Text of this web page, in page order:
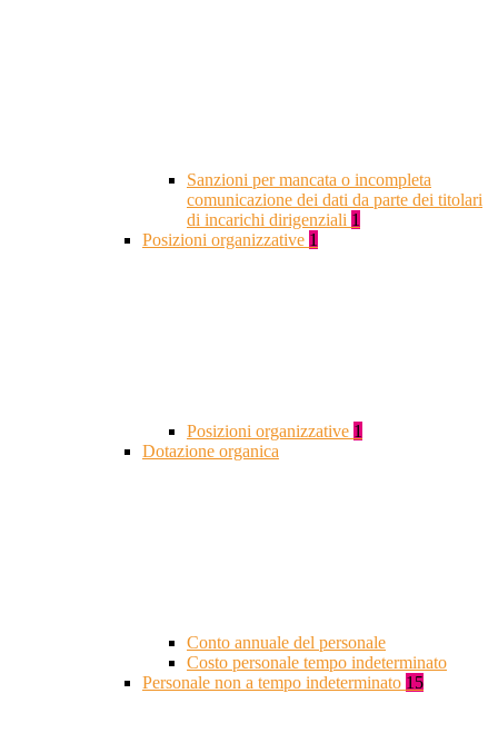
Sanzioni per mancata o incompleta
comunicazione dei dati da parte dei titolari
di incarichi dirigenziali 1
Posizioni organizzative 1
Posizioni organizzative 1
Dotazione organica
Conto annuale del personale
Costo personale tempo indeterminato
Personale non a tempo indeterminato 15